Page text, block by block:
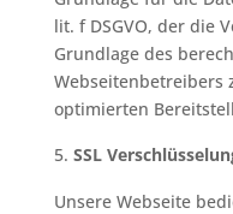
lit. f DSGVO, der die
Grundlage des
Webseitenbetreibers
optimierten
SSL
Unsere Webseite